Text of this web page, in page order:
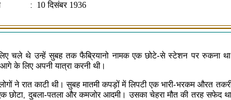
: 10 दिसंबर 1936
चले थे उन्हें सुबह तक फैब्रियानो नामक एक छोटे-से स्टेशन पर रुकना
के लिए अपनी यात्रा करनी थी।
ने रात काटी थी। सुबह मातमी कपड़ों में लिपटी एक भारी-भरकम औरत
छोटा, दुबला-पतला और कमजोर आदमी। उसका चेहरा मौत की तरह